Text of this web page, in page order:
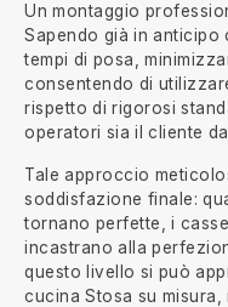
Un montaggio
Sapendo già in
tempi di posa,
consentendo di
rispetto di rigorosi
operatori sia il cliente
Tale approccio
soddisfazione finale:
tornano perfette, i
incastrano alla
questo livello si può
cucina Stosa su